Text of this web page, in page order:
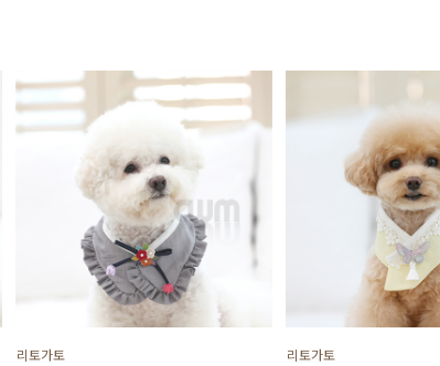
리토가토 리토가토